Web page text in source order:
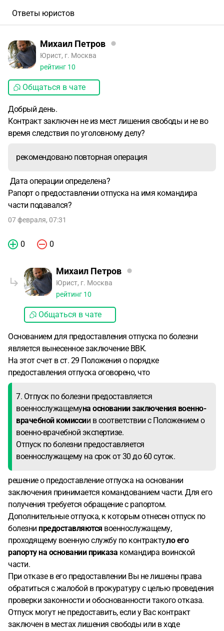
Ответы юристов
Михаил Петров
Юрист, г. Москва
рейтинг 10
Общаться в чате
Добрый день.
Контракт заключен не из мест лишения свободы и не во
время следствия по уголовному делу?
рекомендовано повторная операция
Дата операции определена?
Рапорт о предоставлении отпуска на имя командира
части подавался?
07 февраля, 07:31
0 0
Михаил Петров
Юрист, г. Москва
рейтинг 10
Общаться в чате
Основанием для предоставления отпуска по болезни
является вынесенное заключение ВВК.
На этот счет в ст. 29 Положения о порядке
предоставления отпуска оговорено, что
7. Отпуск по болезни предоставляется
военнослужащемуна основании заключения военно-
врачебной комиссии в соответствии с Положением о
военно-врачебной экспертизе.
Отпуск по болезни предоставляется
военнослужащему на срок от 30 до 60 суток.
решение о предоставление отпуска на основании
заключения принимается командованием части. Для его
получения требуется обращение с рапортом.
Дополнительные отпуска, к которым отнесен отпуск по
болезни предоставляются военнослужащему,
проходящему военную службу по контракту,по его
рапорту на основании приказа командира воинской
части.
При отказе в его предоставлении Вы не лишены права
обратиться с жалобой в прокуратуру с целью проведения
проверки законности и обоснованности такого отказа.
Отпуск могут не предоставить, если у Вас контракт
заключен в местах лишения свободы или в ходе